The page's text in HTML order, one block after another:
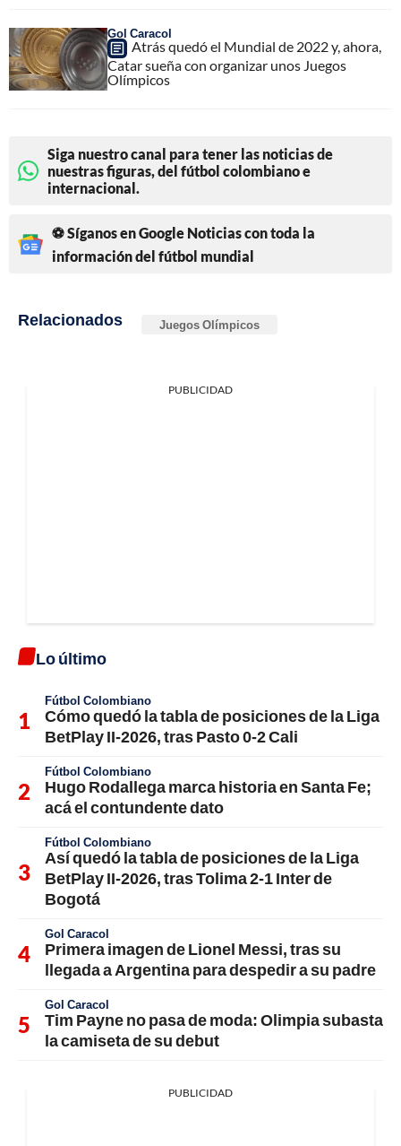
Gol Caracol
Atrás quedó el Mundial de 2022 y, ahora,
Catar sueña con organizar unos Juegos
Olímpicos
Siga nuestro canal para tener las noticias de
nuestras figuras, del fútbol colombiano e
internacional.
⚽ Síganos en Google Noticias con toda la
información del fútbol mundial
Relacionados Juegos Olímpicos
PUBLICIDAD
Lo último
Fútbol Colombiano
Cómo quedó la tabla de posiciones de la Liga
BetPlay II-2026, tras Pasto 0-2 Cali
Fútbol Colombiano
Hugo Rodallega marca historia en Santa Fe;
acá el contundente dato
Fútbol Colombiano
Así quedó la tabla de posiciones de la Liga
BetPlay II-2026, tras Tolima 2-1 Inter de
Bogotá
Gol Caracol
Primera imagen de Lionel Messi, tras su
llegada a Argentina para despedir a su padre
Gol Caracol
Tim Payne no pasa de moda: Olimpia subasta
la camiseta de su debut
PUBLICIDAD